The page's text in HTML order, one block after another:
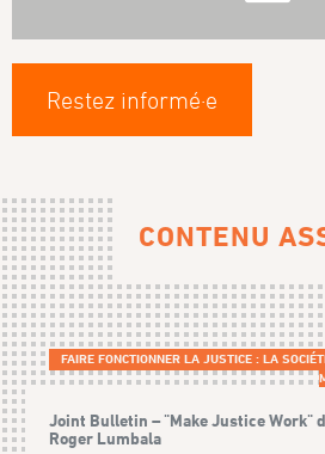
Restez informé·e
CONTENU
FAIRE FONCTIONNER LA JUSTICE : LA
Joint Bulletin – "Make Justice Work"
Roger Lumbala